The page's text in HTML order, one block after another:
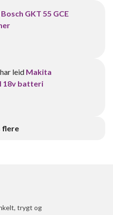
Bosch GKT 55 GCE
har leid Makita
18v batteri
flere
trygt og